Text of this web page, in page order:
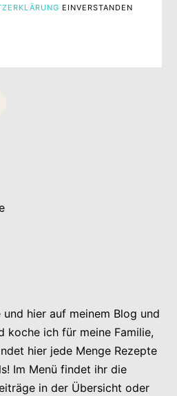
EINVERSTANDEN
hier auf meinem Blog und
koche ich für meine Familie,
hier jede Menge Rezepte
Im Menü findet ihr die
in der Übersicht oder